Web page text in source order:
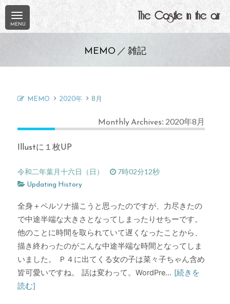
The Castle in the air
MEMO ／ 雑記
MEMO 2020年 8月
Monthly Archives: 2020年8月
Illustに１枚UP
令和二年葉月十六日（日）
7時02分12秒
Updating History
全身＋ペルソナ描こうと思ったのですが、力尽きたの
で中途半端な大きさとなってしまったりせちーです。
他のことに時間を取られていて遅くなったことから、
描き終わったのがこんな中途半端な時間となってしま
いました。 Ｐ４に出てくる女の子は菜々子ちゃん含め
皆可愛いですね。 話は変わって。WordPre... [続きを
読む]